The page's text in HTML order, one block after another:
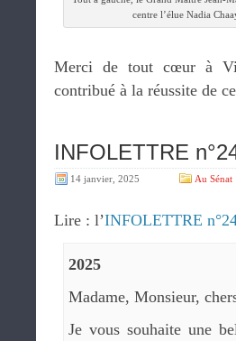
centre l’élue Nadia
Merci de tout cœur à
contribué à la réussite de
INFOLETTRE
14 janvier, 2025 Au Sénat
Lire : l’INFOLETTRE
2025
Madame, Monsieur,
Je vous souhaite une